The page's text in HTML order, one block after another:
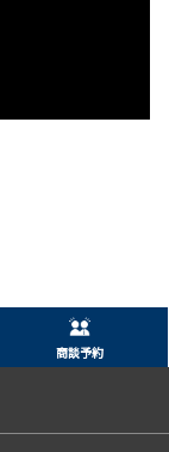
商談予約